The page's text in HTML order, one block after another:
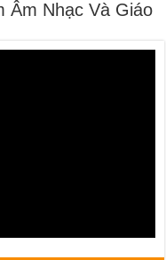
Âm Nhạc Và Giáo